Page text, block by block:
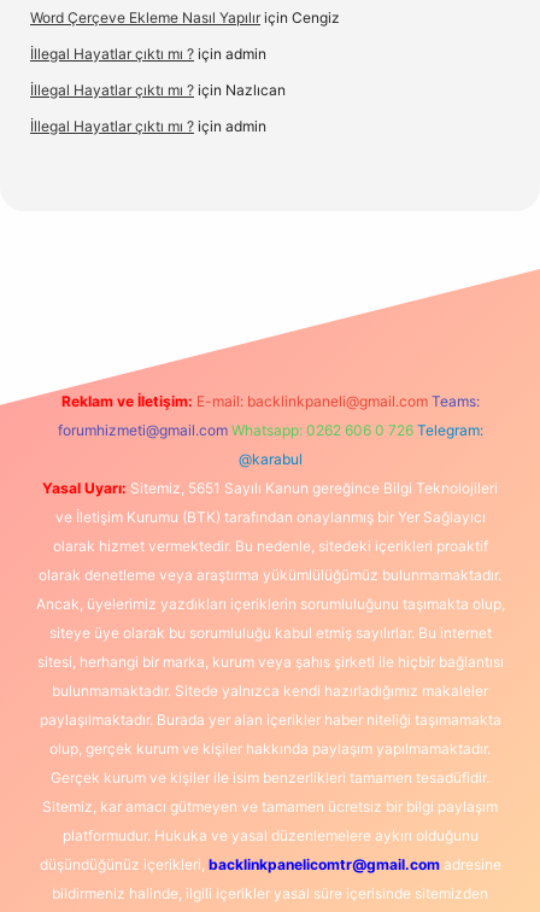
Word Çerçeve Ekleme Nasıl Yapılır için Cengiz
İllegal Hayatlar çıktı mı ? için admin
İllegal Hayatlar çıktı mı ? için Nazlıcan
İllegal Hayatlar çıktı mı ? için admin
Reklam ve İletişim: E-mail: backlinkpaneli@gmail.com Teams:
forumhizmeti@gmail.com Whatsapp: 0262 606 0 726 Telegram:
@karabul
Yasal Uyarı: Sitemiz, 5651 Sayılı Kanun gereğince Bilgi Teknolojileri
ve İletişim Kurumu (BTK) tarafından onaylanmış bir Yer Sağlayıcı
olarak hizmet vermektedir. Bu nedenle, sitedeki içerikleri proaktif
olarak denetleme veya araştırma yükümlülüğümüz bulunmamaktadır.
Ancak, üyelerimiz yazdıkları içeriklerin sorumluluğunu taşımakta olup,
siteye üye olarak bu sorumluluğu kabul etmiş sayılırlar. Bu internet
sitesi, herhangi bir marka, kurum veya şahıs şirketi ile hiçbir bağlantısı
bulunmamaktadır. Sitede yalnızca kendi hazırladığımız makaleler
paylaşılmaktadır. Burada yer alan içerikler haber niteliği taşımamakta
olup, gerçek kurum ve kişiler hakkında paylaşım yapılmamaktadır.
Gerçek kurum ve kişiler ile isim benzerlikleri tamamen tesadüfidir.
Sitemiz, kar amacı gütmeyen ve tamamen ücretsiz bir bilgi paylaşım
platformudur. Hukuka ve yasal düzenlemelere aykırı olduğunu
düşündüğünüz içerikleri, backlinkpanelicomtr@gmail.comadresine
bildirmeniz halinde, ilgili içerikler yasal süre içerisinde sitemizden